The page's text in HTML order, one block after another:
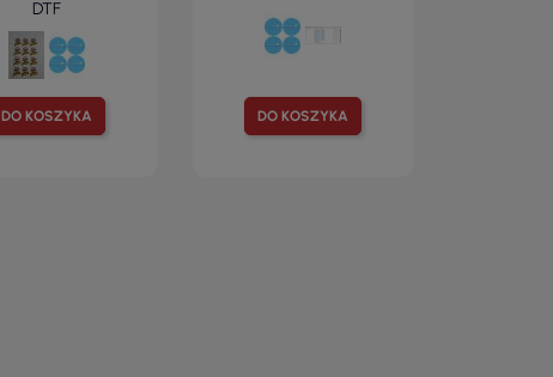
DO KOSZYKA
DTF
DO KOSZYKA